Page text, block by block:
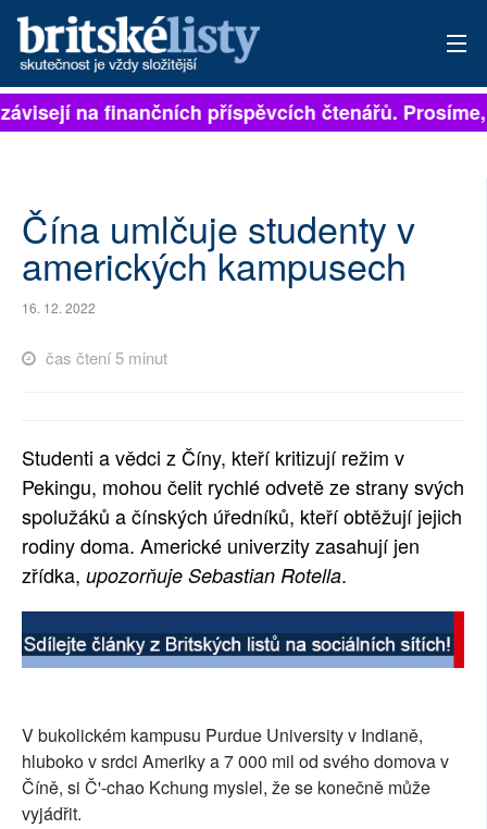
PŘIHLÁSIT
ARCHIV
ROZHOVORY
TÉMATA
NEJČTENĚJŠÍ ZA 7 DNÍ
PŘÍSPĚVKY NA PROVOZ
SOCIÁLNÍ SÍTĚ
RUBRIKY
PLNÁ VERZE STRÁNEK
na finančních příspěvcích čtenářů. Prosíme,
Čína umlčuje studenty v
amerických kampusech
16. 12. 2022
čas čtení 5 minut
Studenti a vědci z Číny, kteří kritizují režim v
Pekingu, mohou čelit rychlé odvetě ze strany svých
spolužáků a čínských úředníků, kteří obtěžují jejich
rodiny doma. Americké univerzity zasahují jen
zřídka, upozorňuje Sebastian Rotella.
V bukolickém kampusu Purdue University v Indianě,
hluboko v srdci Ameriky a 7 000 mil od svého domova v
Číně, si Č'-chao Kchung myslel, že se konečně může
vyjádřit.